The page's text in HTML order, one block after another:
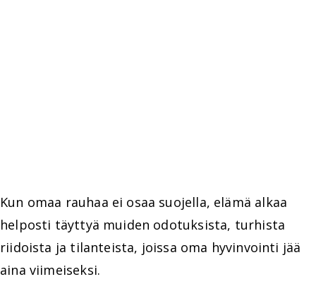
Kun omaa rauhaa ei osaa suojella, elämä alkaa
helposti täyttyä muiden odotuksista, turhista
riidoista ja tilanteista, joissa oma hyvinvointi jää
aina viimeiseksi.